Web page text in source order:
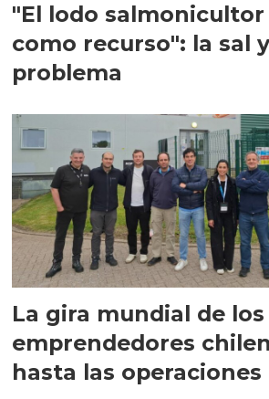
"El lodo salmonicultor
como recurso": la sal
problema
La gira mundial de los
emprendedores
hasta las operaciones